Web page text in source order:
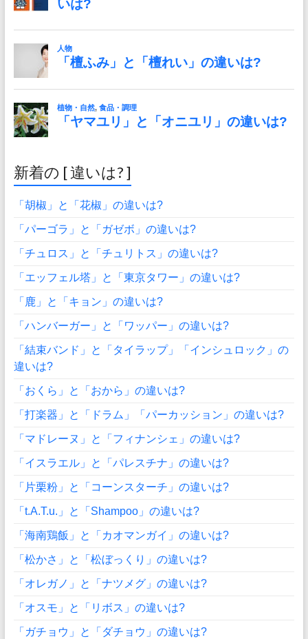
新着の [ 違いは? ]
「胡椒」と「花椒」の違いは?
「パーゴラ」と「ガゼボ」の違いは?
「チュロス」と「チュリトス」の違いは?
「エッフェル塔」と「東京タワー」の違いは?
「鹿」と「キョン」の違いは?
「ハンバーガー」と「ワッパー」の違いは?
「結束バンド」と「タイラップ」「インシュロック」の
違いは?
「おくら」と「おから」の違いは?
「打楽器」と「ドラム」「パーカッション」の違いは?
「マドレーヌ」と「フィナンシェ」の違いは?
「イスラエル」と「パレスチナ」の違いは?
「片栗粉」と「コーンスターチ」の違いは?
「t.A.T.u.」と「Shampoo」の違いは?
「海南鶏飯」と「カオマンガイ」の違いは?
「松かさ」と「松ぼっくり」の違いは?
「オレガノ」と「ナツメグ」の違いは?
「オスモ」と「リボス」の違いは?
「ガチョウ」と「ダチョウ」の違いは?